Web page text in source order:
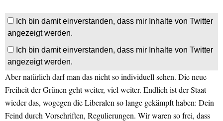
Ich bin damit einverstanden, dass mir Inhalte von Twitter
angezeigt werden.
Ich bin damit einverstanden, dass mir Inhalte von Twitter
angezeigt werden.
Aber natürlich darf man das nicht so individuell sehen. Die neue
Freiheit der Grünen geht weiter, viel weiter. Endlich ist der Staat
wieder das, wogegen die Liberalen so lange gekämpft haben: Dein
Feind durch Vorschriften, Regulierungen. Wir waren so frei, dass